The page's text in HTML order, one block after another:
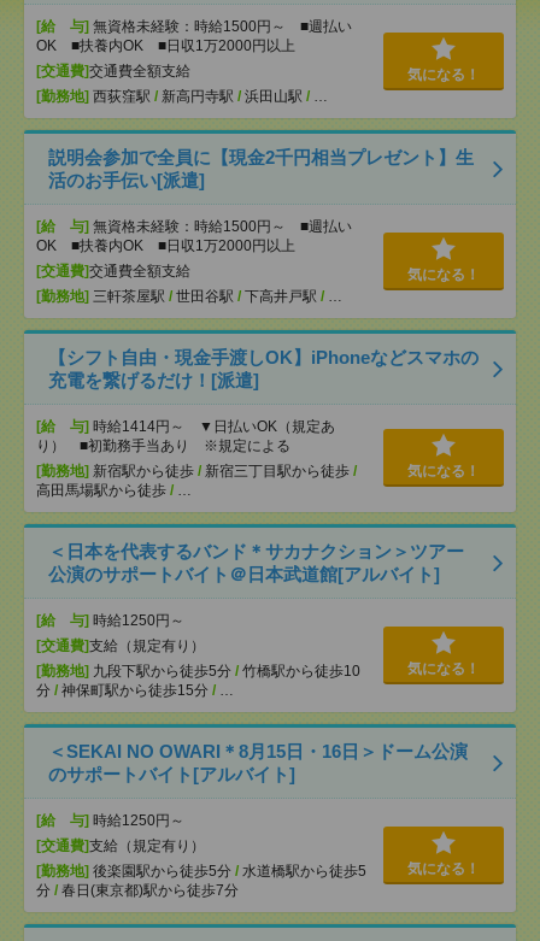
[給 与] 無資格未経験：時給1500円～ ■週払い
OK ■扶養内OK ■日収1万2000円以上
[交通費]交通費全額支給
[勤務地] 西荻窪駅 / 新高円寺駅 / 浜田山駅 / …
気になる！
説明会参加で全員に【現金2千円相当プレゼント】生
活のお手伝い[派遣]
[給 与] 無資格未経験：時給1500円～ ■週払い
OK ■扶養内OK ■日収1万2000円以上
[交通費]交通費全額支給
[勤務地] 三軒茶屋駅 / 世田谷駅 / 下高井戸駅 / …
気になる！
【シフト自由・現金手渡しOK】iPhoneなどスマホの
充電を繋げるだけ！[派遣]
[給 与] 時給1414円～ ▼日払いOK（規定あ
り） ■初勤務手当あり ※規定による
[勤務地] 新宿駅から徒歩 / 新宿三丁目駅から徒歩 /
高田馬場駅から徒歩 / …
気になる！
＜日本を代表するバンド＊サカナクション＞ツアー
公演のサポートバイト＠日本武道館[アルバイト]
[給 与] 時給1250円～
[交通費]支給（規定有り）
[勤務地] 九段下駅から徒歩5分 / 竹橋駅から徒歩10
分 / 神保町駅から徒歩15分 / …
気になる！
＜SEKAI NO OWARI＊8月15日・16日＞ドーム公演
のサポートバイト[アルバイト]
[給 与] 時給1250円～
[交通費]支給（規定有り）
[勤務地] 後楽園駅から徒歩5分 / 水道橋駅から徒歩5
分 / 春日(東京都)駅から徒歩7分
気になる！